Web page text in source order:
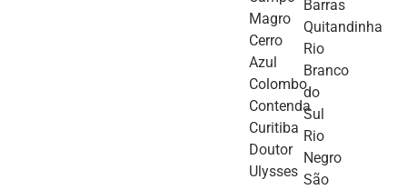
Magro
Cerro
Azul
Colombo
Contenda
Curitiba
Doutor
Ulysses
Barras
Quitandinha
Rio
Branco
do
Sul
Rio
Negro
São